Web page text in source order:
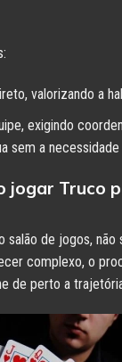
valorizando a
exigindo
sem a necessidade
jogar Truco
salão de jogos, não
complexo, o
de perto a